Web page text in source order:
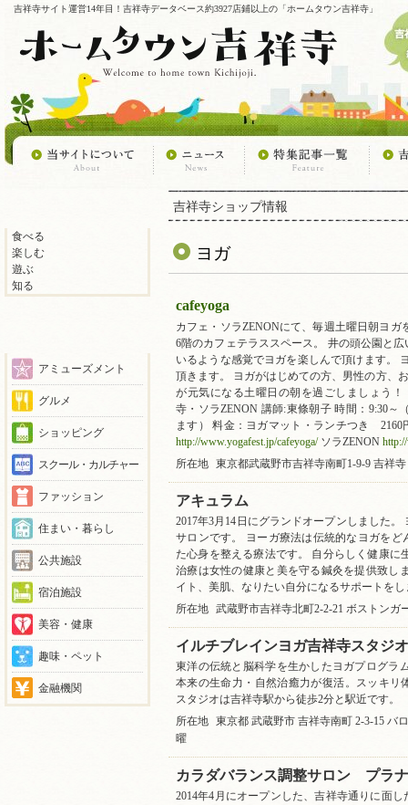
吉祥寺サイト運営14年目！吉祥寺データベース約3927店鋪以上の「ホームタウン吉祥寺」
食べる
楽しむ
遊ぶ
知る
アミューズメント
グルメ
ショッピング
スクール・カルチャー
ファッション
住まい・暮らし
公共施設
宿泊施設
美容・健康
趣味・ペット
金融機関
吉祥寺ショップ情報
ヨガ
cafeyoga
カフェ・ソラZENONにて、毎週土曜日朝ヨガ
6階のカフェテラススペース。 井の頭公園と
いるような感覚でヨガを楽しんで頂けます。
頂きます。 ヨガがはじめての方、男性の方、
が元気になる土曜日の朝を過ごしましょう
寺・ソラZENON 講師:東條朝子 時間：9:30～
ます） 料金：ヨガマット・ランチつき 2160
http://www.yogafest.jp/cafeyoga/ソラZENON
所在地
東京都武蔵野市吉祥寺南町1-9-9 吉祥
アキュラム
2017年3月14日にグランドオープンしました
サロンです。 ヨーガ療法は伝統的なヨガを
た心身を整える療法です。 自分らしく健康に
治療は女性の健康と美を守る鍼灸を提供致し
イト、美肌、なりたい自分になるサポートをし
所在地
武蔵野市吉祥寺北町2-2-21 ボストンガ
イルチブレインヨガ吉祥寺スタジオ
東洋の伝統と脳科学を生かしたヨガプログラ
本来の生命力・自然治癒力が復活。スッキリ
スタジオは吉祥寺駅から徒歩2分と駅近です。
所在地
東京都 武蔵野市 吉祥寺南町 2-3-15 バ
曜
カラダバランス調整サロン プラ
2014年4月にオープンした、吉祥寺通りに面